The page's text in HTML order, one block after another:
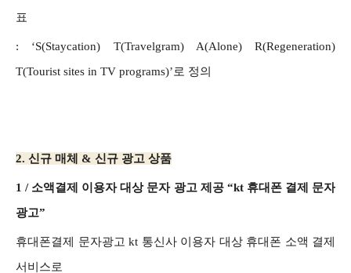
표
: ‘S(Staycation) T(Travelgram) A(Alone) R(Regeneration)
T(Tourist sites in TV programs)’로 정의
2. 신규 매체 & 신규 광고 상품
1 / 소액결제 이용자 대상 문자 광고 제공 “kt 휴대폰 결제 문자
광고”
휴대폰결제 문자광고 kt 통신사 이용자 대상 휴대폰 소액 결제
서비스로